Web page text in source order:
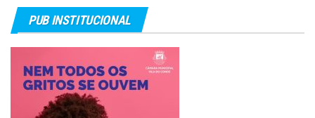
PUB INSTITUCIONAL